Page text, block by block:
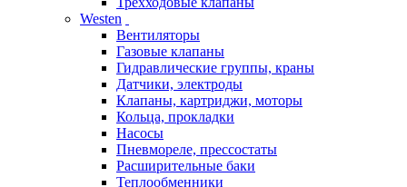
Westen
Вентиляторы
Газовые клапаны
Гидравлические группы, краны
Датчики, электроды
Клапаны, картриджи, моторы
Кольца, прокладки
Насосы
Пневмореле, прессостаты
Расширительные баки
Теплообменники